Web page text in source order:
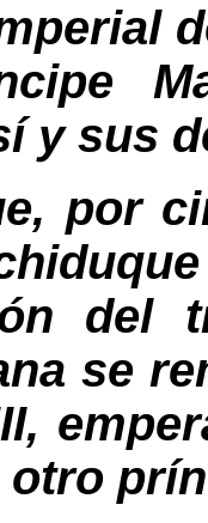
y sus
por
del
se
otro